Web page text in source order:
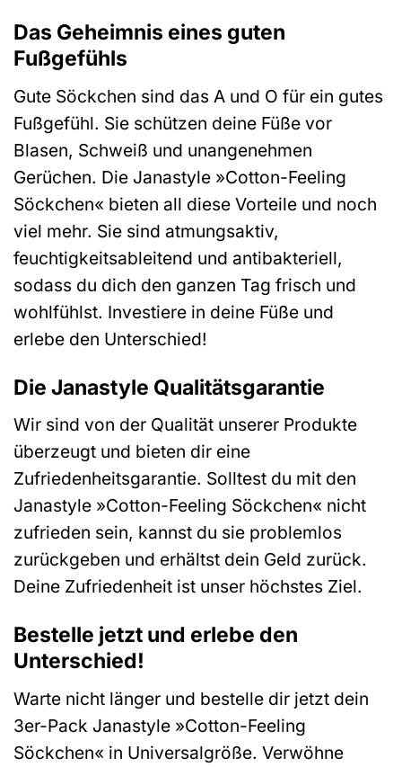
Das Geheimnis eines guten
Fußgefühls
Gute Söckchen sind das A und O für ein gutes
Fußgefühl. Sie schützen deine Füße vor
Blasen, Schweiß und unangenehmen
Gerüchen. Die Janastyle »Cotton-Feeling
Söckchen« bieten all diese Vorteile und noch
viel mehr. Sie sind atmungsaktiv,
feuchtigkeitsableitend und antibakteriell,
sodass du dich den ganzen Tag frisch und
wohlfühlst. Investiere in deine Füße und
erlebe den Unterschied!
Die Janastyle Qualitätsgarantie
Wir sind von der Qualität unserer Produkte
überzeugt und bieten dir eine
Zufriedenheitsgarantie. Solltest du mit den
Janastyle »Cotton-Feeling Söckchen« nicht
zufrieden sein, kannst du sie problemlos
zurückgeben und erhältst dein Geld zurück.
Deine Zufriedenheit ist unser höchstes Ziel.
Bestelle jetzt und erlebe den
Unterschied!
Warte nicht länger und bestelle dir jetzt dein
3er-Pack Janastyle »Cotton-Feeling
Söckchen« in Universalgröße. Verwöhne